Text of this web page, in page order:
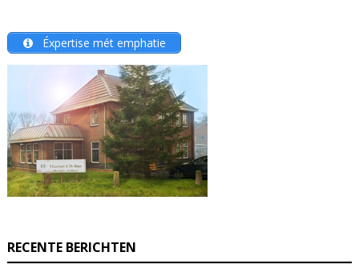
Éxpertise mét emphatie
RECENTE BERICHTEN